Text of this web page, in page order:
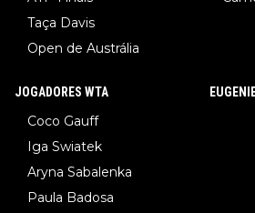
Taça Davis
Open de Austrália
JOGADORES WTA
Coco Gauff
Iga Swiatek
Aryna Sabalenka
Paula Badosa